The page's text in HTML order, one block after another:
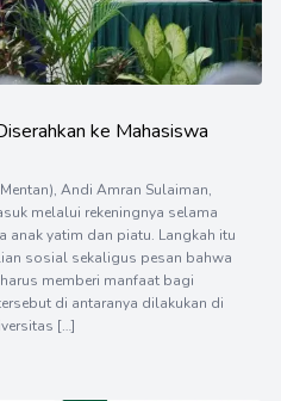
ke Mahasiswa
Andi Amran Sulaiman,
melalui rekeningnya selama
anak yatim dan piatu. Langkah itu
sosial sekaligus pesan bahwa
memberi manfaat bagi
di antaranya dilakukan di
[…]